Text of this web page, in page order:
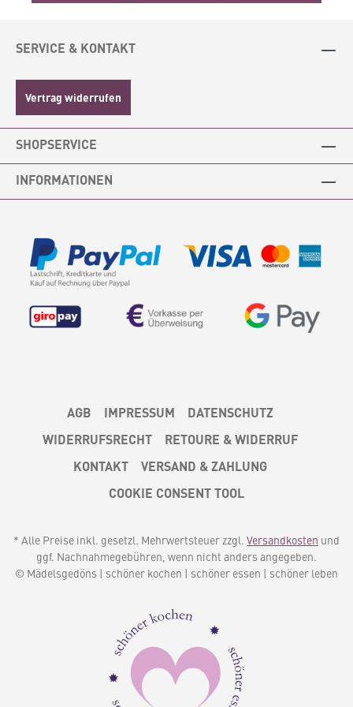
SERVICE & KONTAKT
Vertrag widerrufen
SHOPSERVICE
INFORMATIONEN
AGB IMPRESSUM
DATENSCHUTZ
WIDERRUFSRECHT
RETOURE & WIDERRUF
KONTAKT
VERSAND & ZAHLUNG
COOKIE CONSENT TOOL
* Alle Preise inkl. gesetzl. Mehrwertsteuer zzgl. Versandkosten und
ggf. Nachnahmegebühren, wenn nicht anders angegeben.
© Mädelsgedöns | schöner kochen | schöner essen | schöner leben